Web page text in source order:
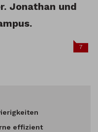
Jonathan und
7
effizient